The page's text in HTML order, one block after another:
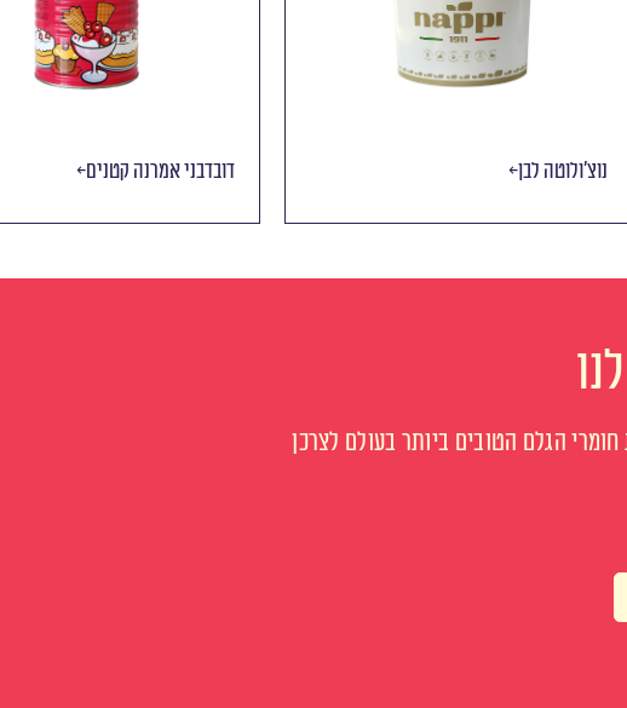
נוצ׳ולוטה לבן
וריגטו שוקו-עוגיות כהה (BISCOTELLA
DARK)
הגלם הטובים ביותר בעולם לצרכן